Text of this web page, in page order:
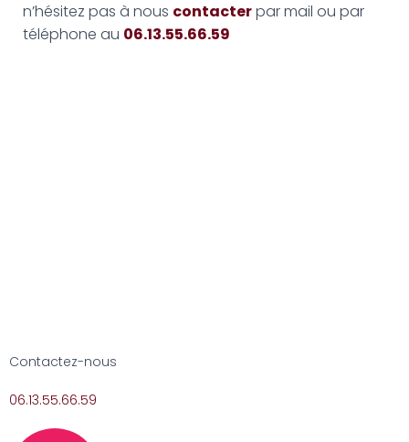
n’hésitez pas à nous contacterpar mail ou par
téléphone au 06.13.55.66.59
Contactez-nous
06.13.55.66.59